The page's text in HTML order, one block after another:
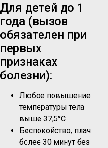
Для детей до 1
года (вызов
обязателен при
первых
признаках
болезни):
Любое повышение
температуры тела
выше 37,5°C
Беспокойство, плач
более 30 минут без